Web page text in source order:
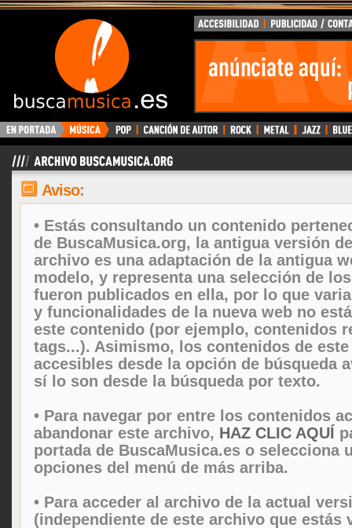
Aviso:
• Estás consultando un contenido
de BuscaMusica.org, la antigua versión
archivo es una adaptación de la antigua
modelo, y representa una selección de
fueron publicados en ella, por lo que
y funcionalidades de la nueva web no
este contenido (por ejemplo, contenidos
tags...). Asimismo, los contenidos de
accesibles desde la opción de búsqueda
sí lo son desde la búsqueda por texto.
• Para navegar por entre los contenidos
abandonar este archivo, HAZ CLIC AQUÍ
portada de BuscaMusica.es o selecciona
opciones del menú de más arriba.
• Para acceder al archivo de la actual
(independiente de este archivo que